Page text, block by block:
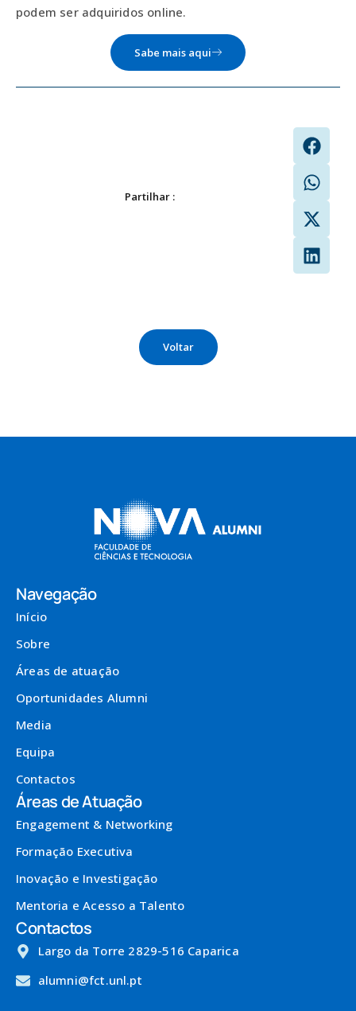
podem ser adquiridos online.
Sabe mais aqui
Partilhar :
Voltar
Navegação
Início
Sobre
Áreas de atuação
Oportunidades Alumni
Media
Equipa
Contactos
Áreas de Atuação
Engagement & Networking
Formação Executiva
Inovação e Investigação
Mentoria e Acesso a Talento
Contactos
Largo da Torre 2829-516 Caparica
alumni@fct.unl.pt